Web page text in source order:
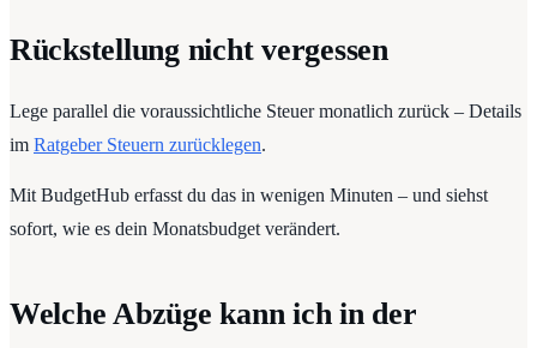
Rückstellung nicht vergessen
Lege parallel die voraussichtliche Steuer monatlich zurück – Details
im Ratgeber Steuern zurücklegen.
Mit BudgetHub erfasst du das in wenigen Minuten – und siehst
sofort, wie es dein Monatsbudget verändert.
Welche Abzüge kann ich in der